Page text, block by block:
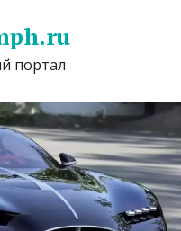
портал